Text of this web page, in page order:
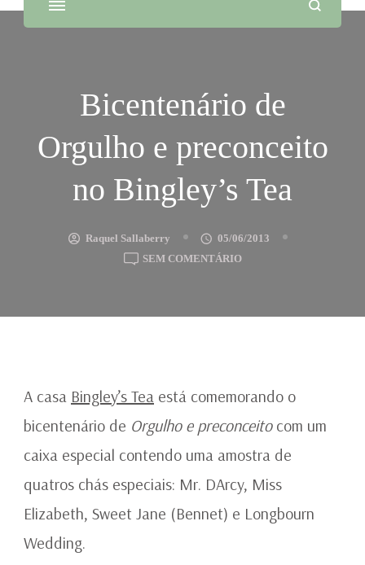
Bicentenário de
Orgulho e preconceito
no Bingley’s Tea
Raquel Sallaberry
05/06/2013
SEM COMENTÁRIOEM
ORGULHO
BINGLEY’S
A casa Bingley’s Tea está comemorando o
bicentenário de Orgulho e preconceitocom um
caixa especial contendo uma amostra de
quatros chás especiais: Mr. DArcy, Miss
Elizabeth, Sweet Jane (Bennet) e Longbourn
Wedding.